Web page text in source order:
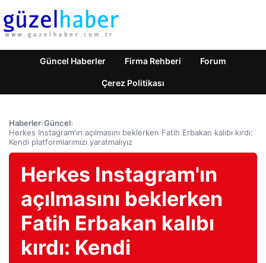
Güncel Haberler Firma Rehberi Forum
Çerez Politikası
Haberler›Güncel›
Herkes Instagram'ın açılmasını beklerken Fatih Erbakan kalıbı kırdı:
Kendi platformlarımızı yaratmalıyız
Herkes Instagram'ın
açılmasını beklerken
Fatih Erbakan kalıbı
kırdı: Kendi